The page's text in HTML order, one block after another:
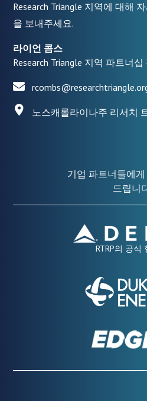
Research Triangle 지역에 대해
을 보내주세요.
라이언 콤스
Research Triangle 지역 파트너
노스캐롤라이나주 리서치
기업 파트너들에
드립니
RTRP의 공식